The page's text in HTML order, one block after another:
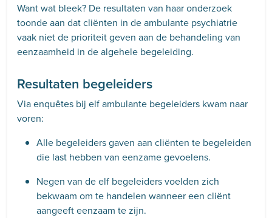
Want wat bleek? De resultaten van haar onderzoek
toonde aan dat cliënten in de ambulante psychiatrie
vaak niet de prioriteit geven aan de behandeling van
eenzaamheid in de algehele begeleiding.
Resultaten begeleiders
Via enquêtes bij elf ambulante begeleiders kwam naar
voren:
Alle begeleiders gaven aan cliënten te begeleiden
die last hebben van eenzame gevoelens.
Negen van de elf begeleiders voelden zich
bekwaam om te handelen wanneer een cliënt
aangeeft eenzaam te zijn.